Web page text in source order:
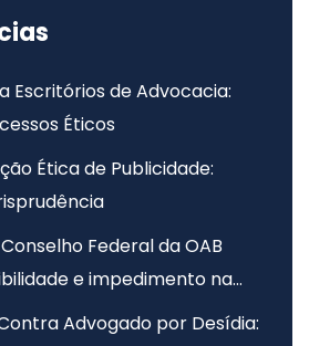
Escritórios de Advocacia:
Éticos
Ética de Publicidade:
Federal da OAB
e impedimento na
Advogado por Desídia: